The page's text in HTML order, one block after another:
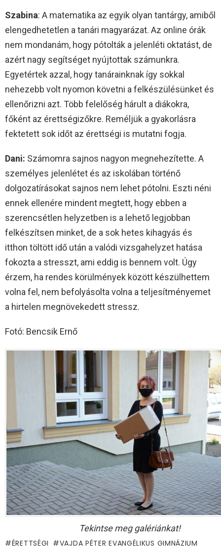
Szabina: A matematika az egyik olyan tantárgy, amiből
elengedhetetlen a tanári magyarázat. Az online órák
nem mondanám, hogy pótolták a jelenléti oktatást, de
azért nagy segítséget nyújtottak számunkra.
Egyetértek azzal, hogy tanárainknak így sokkal
nehezebb volt nyomon követni a felkészülésünket és
ellenőrizni azt. Több felelőség hárult a diákokra,
főként az érettségizőkre. Reméljük a gyakorlásra
fektetett sok időt az érettségi is mutatni fogja.
Dani: Számomra sajnos nagyon megnehezítette. A
személyes jelenlétet és az iskolában történő
dolgozatírásokat sajnos nem lehet pótolni. Eszti néni
ennek ellenére mindent megtett, hogy ebben a
szerencsétlen helyzetben is a lehető legjobban
felkészítsen minket, de a sok hetes kihagyás és
itthon töltött idő után a valódi vizsgahelyzet hatása
fokozta a stresszt, ami eddig is bennem volt. Úgy
érzem, ha rendes körülmények között készülhettem
volna fel, nem befolyásolta volna a teljesítményemet
a hirtelen megnövekedett stressz.
Fotó: Bencsik Ernő
Tekintse meg galériánkat!
ÉRETTSÉGI VAJDA PÉTER EVANGÉLIKUS GIMNÁZIUM